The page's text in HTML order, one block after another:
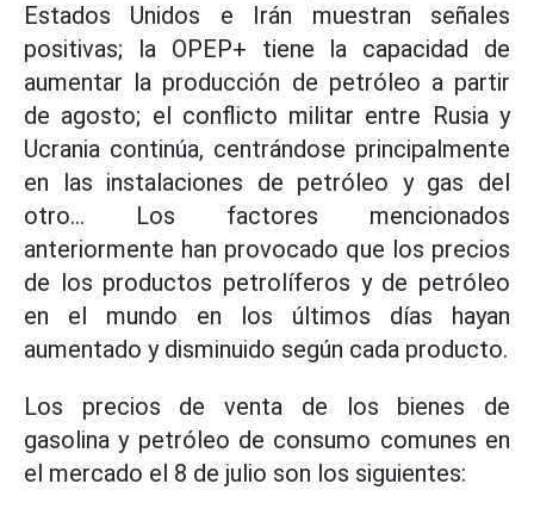
Estados Unidos e Irán muestran señales
positivas; la OPEP+ tiene la capacidad de
aumentar la producción de petróleo a partir
de agosto; el conflicto militar entre Rusia y
Ucrania continúa, centrándose principalmente
en las instalaciones de petróleo y gas del
otro... Los factores mencionados
anteriormente han provocado que los precios
de los productos petrolíferos y de petróleo
en el mundo en los últimos días hayan
aumentado y disminuido según cada producto.
Los precios de venta de los bienes de
gasolina y petróleo de consumo comunes en
el mercado el 8 de julio son los siguientes: